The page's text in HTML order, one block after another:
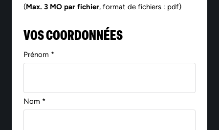
(Max. 3 MO par fichier, format de fichiers : pdf)
VOS COORDONNÉES
Prénom *
Nom *